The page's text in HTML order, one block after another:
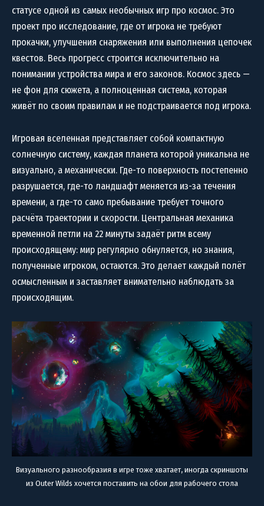
статусе одной из самых необычных игр про космос. Это
проект про исследование, где от игрока не требуют
прокачки, улучшения снаряжения или выполнения цепочек
квестов. Весь прогресс строится исключительно на
понимании устройства мира и его законов. Космос здесь —
не фон для сюжета, а полноценная система, которая
живёт по своим правилам и не подстраивается под игрока.
Игровая вселенная представляет собой компактную
солнечную систему, каждая планета которой уникальна не
визуально, а механически. Где-то поверхность постепенно
разрушается, где-то ландшафт меняется из-за течения
времени, а где-то само пребывание требует точного
расчёта траектории и скорости. Центральная механика
временной петли на 22 минуты задаёт ритм всему
происходящему: мир регулярно обнуляется, но знания,
полученные игроком, остаются. Это делает каждый полёт
осмысленным и заставляет внимательно наблюдать за
происходящим.
Визуального разнообразия в игре тоже хватает, иногда скриншоты
из Outer Wilds хочется поставить на обои для рабочего стола